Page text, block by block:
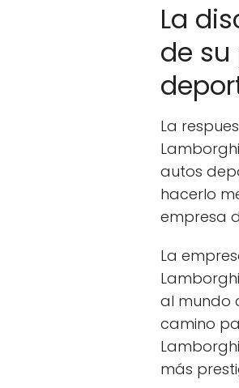
La
de
La
autos
hacerlo
empresa
La
al mundo
camino
más